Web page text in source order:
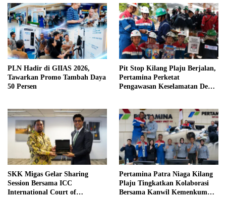
PLN Hadir di GIIAS 2026,
Tawarkan Promo Tambah Daya
50 Persen
Pit Stop Kilang Plaju Berjalan,
Pertamina Perketat
Pengawasan Keselamatan Demi
SKK Migas Gelar Sharing
Session Bersama ICC
International Court of
Pertamina Patra Niaga Kilang
Plaju Tingkatkan Kolaborasi
Bersama Kanwil Kemenkum